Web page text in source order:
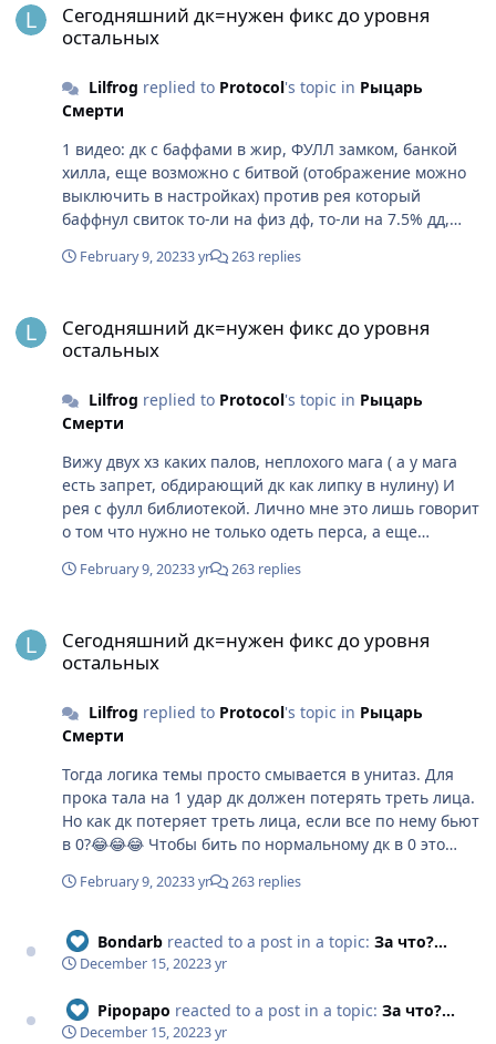
Сегодняшний дк=нужен фикс до уровня
остальных
Lilfrog replied to Protocol's topic in Рыцарь
Смерти
1 видео: дк с баффами в жир, ФУЛЛ замком, банкой
хилла, еще возможно с битвой (отображение можно
выключить в настройках) против рея который
баффнул свиток то-ли на физ дф, то-ли на 7.5% дд,
ЛУКАМИ +8-9 и шам с палкой +9 , вела только у
свитке сопры ( Да, не видно его баффов, но т.к. У него
15к физ дф то я предположу что там свиток сопры) Ну
бичей которые даже не видят забафф у людей
February 9, 20233 yr 263 replies
Сегодняшний дк=нужен фикс до уровня
остальных
Lilfrog replied to Protocol's topic in Рыцарь
Смерти
Вижу двух хз каких палов, неплохого мага ( а у мага
есть запрет, обдирающий дк как липку в нулину) И
рея с фулл библиотекой. Лично мне это лишь говорит
о том что нужно не только одеть перса, а еще
пве)))February 9, 20233 yr 263 replies
Сегодняшний дк=нужен фикс до уровня
остальных
Lilfrog replied to Protocol's topic in Рыцарь
Смерти
Тогда логика темы просто смывается в унитаз. Для
прока тала на 1 удар дк должен потерять треть лица.
Но как дк потеряет треть лица, если все по нему бьют
в 0?😂😂😂 Чтобы бить по нормальному дк в 0 это
слабоват, то и вовсе кулаком
February 9, 20233 yr 263 replies
Bondarb reacted to a post in a topic: За что?…
December 15, 20223 yr
Pipopapo reacted to a post in a topic: За что?…
December 15, 20223 yr